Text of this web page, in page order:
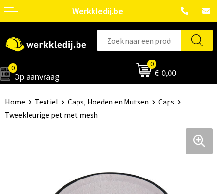
Werkkledij.be
0
Op aanvraag
0
€ 0,00
Home Textiel Caps, Hoeden en Mutsen
Caps
Tweekleurige pet met mesh